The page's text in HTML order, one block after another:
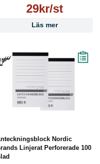
29kr/st
Läs mer
Nordic
Linjerat Perforerade 100